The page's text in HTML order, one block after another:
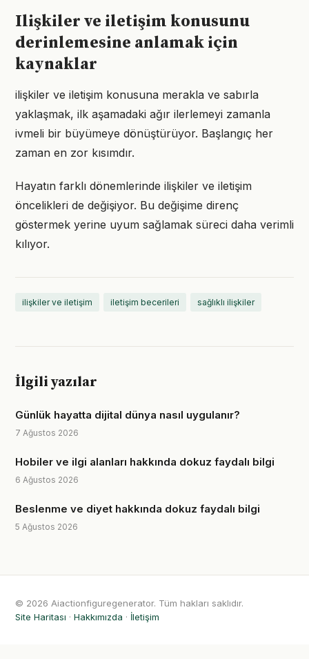
Ilişkiler ve iletişim konusunu
derinlemesine anlamak için
kaynaklar
ilişkiler ve iletişim konusuna merakla ve sabırla
yaklaşmak, ilk aşamadaki ağır ilerlemeyi zamanla
ivmeli bir büyümeye dönüştürüyor. Başlangıç her
zaman en zor kısımdır.
Hayatın farklı dönemlerinde ilişkiler ve iletişim
öncelikleri de değişiyor. Bu değişime direnç
göstermek yerine uyum sağlamak süreci daha verimli
kılıyor.
ilişkiler ve iletişim iletişim becerileri sağlıklı ilişkiler
İlgili yazılar
Günlük hayatta dijital dünya nasıl uygulanır?
7 Ağustos 2026
Hobiler ve ilgi alanları hakkında dokuz faydalı bilgi
6 Ağustos 2026
Beslenme ve diyet hakkında dokuz faydalı bilgi
5 Ağustos 2026
© 2026 Aiactionfiguregenerator. Tüm hakları saklıdır.
Site Haritası · Hakkımızda · İletişim